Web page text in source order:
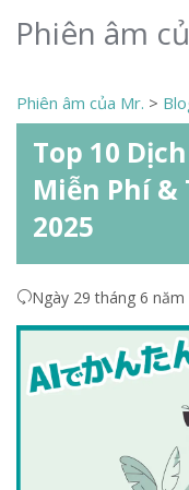
Phiên âm
Phiên âm của Mr. >
Top 10
Miễn Phí &
2025
Ngày 29 tháng 6 năm